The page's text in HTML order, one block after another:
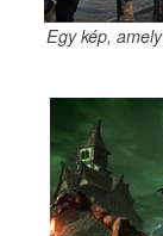
Egy kép,